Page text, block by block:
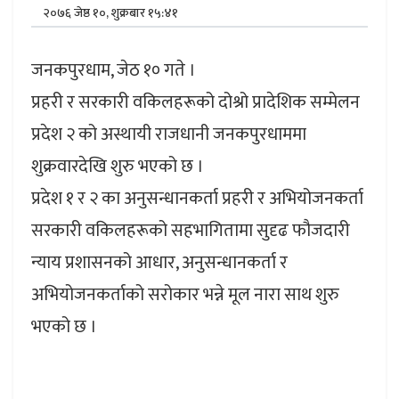
२०७६ जेष्ठ १०, शुक्रबार १५:४१
जनकपुरधाम, जेठ १० गते ।
प्रहरी र सरकारी वकिलहरूको दोश्रो प्रादेशिक सम्मेलन
प्रदेश २ को अस्थायी राजधानी जनकपुरधाममा
शुक्रवारदेखि शुरु भएको छ ।
प्रदेश १ र २ का अनुसन्धानकर्ता प्रहरी र अभियोजनकर्ता
सरकारी वकिलहरूको सहभागितामा सुदृढ फौजदारी
न्याय प्रशासनको आधार, अनुसन्धानकर्ता र
अभियोजनकर्ताको सरोकार भन्ने मूल नारा साथ शुरु
भएको छ ।